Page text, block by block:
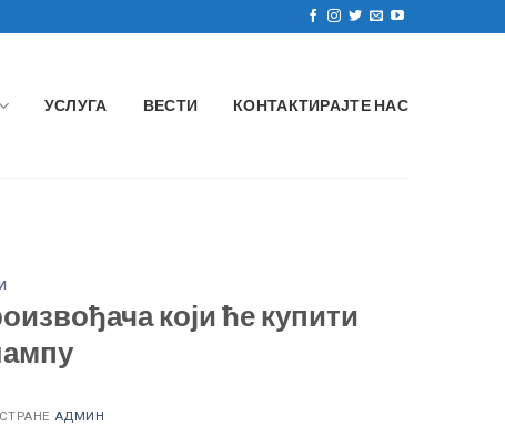
УСЛУГА ВЕСТИ КОНТАКТИРАЈТЕ НАС
који ће купити
АДМИН